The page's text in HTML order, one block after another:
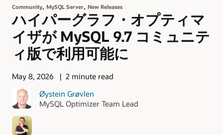
Community, MySQL Server, New Releases
ハイパーグラフ・オプティマ
イザが MySQL 9.7 コミュニテ
ィ版で利用可能に
May 8, 2026
2 minute read
Øystein Grøvlen
MySQL Optimizer Team Lead